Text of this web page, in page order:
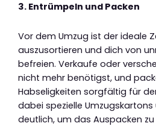
3. Entrümpeln und Packen
Vor dem Umzug ist der ideale
auszusortieren und dich von
befreien. Verkaufe oder
nicht mehr benötigst, und
Habseligkeiten sorgfältig für
dabei spezielle Umzugskartons
deutlich, um das Auspacken zu